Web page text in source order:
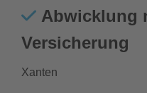
Abwicklung
Versicherung
Xanten